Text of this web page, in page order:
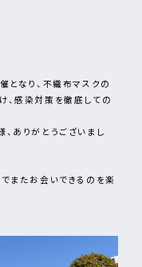
となり、不織布マスクの
、感染対策を徹底しての
ありがとうございまし
またお会いできるのを楽